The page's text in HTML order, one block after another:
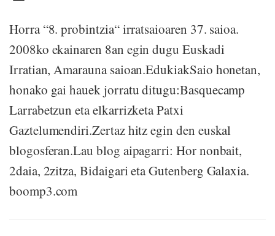
Horra “8. probintzia“ irratsaioaren 37. saioa.
2008ko ekainaren 8an egin dugu Euskadi
Irratian, Amarauna saioan.EdukiakSaio honetan,
honako gai hauek jorratu ditugu:Basquecamp
Larrabetzun eta elkarrizketa Patxi
Gaztelumendiri.Zertaz hitz egin den euskal
blogosferan.Lau blog aipagarri: Hor nonbait,
2daia, 2zitza, Bidaigari eta Gutenberg Galaxia.
boomp3.com